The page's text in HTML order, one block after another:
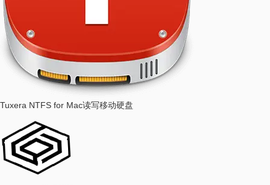
Tuxera NTFS for Mac读写移动硬盘